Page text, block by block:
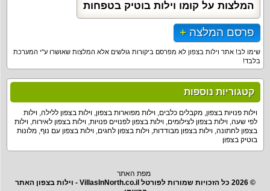
פרסם המלצה
המלצות על קומו וילות בוטיק בטפחות
שימו לב! אתר וילות בצפון לא מפרסם ביקורות גולשים אלא המלצות שאושרו ע"י המערכת
בלבד!
קטגוריות נוספות
וילות פנויות בצפון, מקבלים כלבים, וילות מפוארות בצפון, וילות בצפון ללילה, וילות
לפי שעה, וילות בצפון לצילומים, וילות בצפון לפנויים פנויות, וילות בצפון לאירוח, וילות
בצפון לחתונה, וילות בצפון מבודדות, וילות בצפון לחגים, וילות בצפון עם נוף, מלונות
בוטיק בצפון
מפת האתר
© 2026 כל הזכויות שמורות לפורטל VillasInNorth.co.il - וילות בצפון האתר